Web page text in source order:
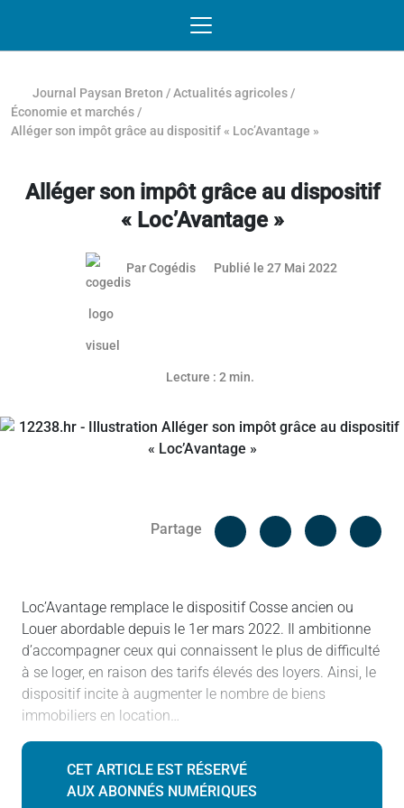
Journal Paysan Breton /Actualités agricoles /
Économie et marchés /
Alléger son impôt grâce au dispositif « Loc’Avantage »
Alléger son impôt grâce au dispositif
« Loc’Avantage »
Article réservé aux abonnés
ParCogédis Publié le 27 Mai 2022
Lecture : 2 min.
Partage
Facebook
Loc’Avantage remplace le dispositif Cosse ancien ou
Louer abordable depuis le 1er mars 2022. Il ambitionne
d’accompagner ceux qui connaissent le plus de difficulté
à se loger, en raison des tarifs élevés des loyers. Ainsi, le
dispositif incite à augmenter le nombre de biens
immobiliers en location…
CET ARTICLE EST RÉSERVÉ
AUX ABONNÉS NUMÉRIQUES